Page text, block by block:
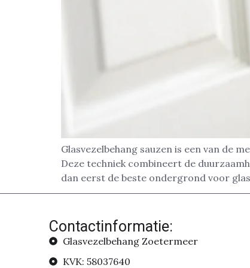
Glasvezelbehang sauzen is een van de
Deze techniek combineert de
dan eerst de beste ondergrond voor
Contactinformatie:
Glasvezelbehang Zoetermeer
KVK: 58037640